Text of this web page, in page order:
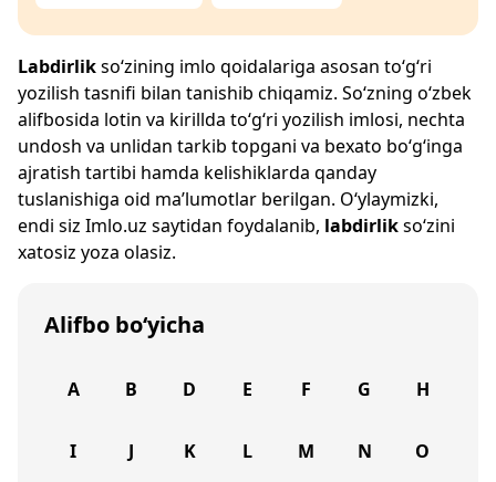
Labdirlikso‘zining imlo qoidalariga asosan to‘g‘ri
yozilish tasnifi bilan tanishib chiqamiz. So‘zning o‘zbek
alifbosida lotin va kirillda to‘g‘ri yozilish imlosi, nechta
undosh va unlidan tarkib topgani va bexato bo‘g‘inga
ajratish tartibi hamda kelishiklarda qanday
tuslanishiga oid ma’lumotlar berilgan. O‘ylaymizki,
endi siz Imlo.uz saytidan foydalanib, labdirlikso‘zini
xatosiz yoza olasiz.
Alifbo bo‘yicha
A B D E F G H
I J K L M N O